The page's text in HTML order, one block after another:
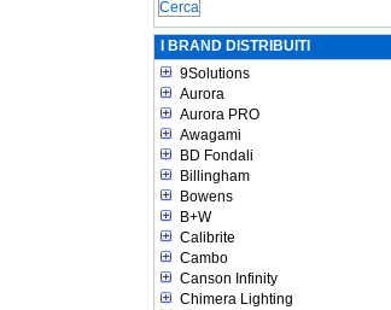
I BRAND DISTRIBUITI
9Solutions
Aurora
Aurora PRO
Awagami
BD Fondali
Billingham
Bowens
B+W
Calibrite
Cambo
Canson Infinity
Chimera Lighting